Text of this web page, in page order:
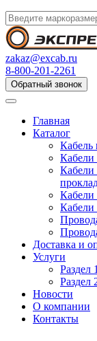
zakaz@excab.ru
8-800-201-2261
Обратный звонок
Главная
Каталог
Кабель
Кабели
Кабели
Кабели
Кабели
Доставка и
Услуги
Раздел 1
Раздел
Новости
О компании
Контакты